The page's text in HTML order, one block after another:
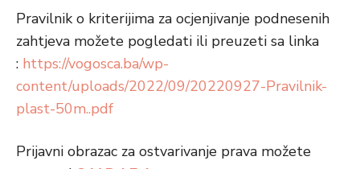
Pravilnik o kriterijima za ocjenjivanje podnesenih
zahtjeva možete pogledati ili preuzeti sa linka
: https://vogosca.ba/wp-
content/uploads/2022/09/20220927-Pravilnik-
plast-50m..pdf
Prijavni obrazac za ostvarivanje prava možete